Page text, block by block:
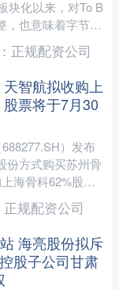
块化以来，对To B
，也意味着字节在
的优先级 文｜
正规配资公司
智航拟收购上
票将于7月30
）发布
份方式购买苏州骨
海骨科62%股权
本次交易预案签
正规配资公司
海亮股份拟斥
股子公司甘肃